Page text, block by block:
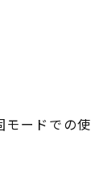
ードでの使